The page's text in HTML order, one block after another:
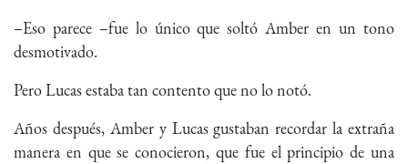
–Eso parece –fue lo único que soltó Amber en un tono
desmotivado.
Pero Lucas estaba tan contento que no lo notó.
Años después, Amber y Lucas gustaban recordar la extraña
manera en que se conocieron, que fue el principio de una